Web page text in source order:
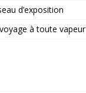
d’exposition
à toute vapeur